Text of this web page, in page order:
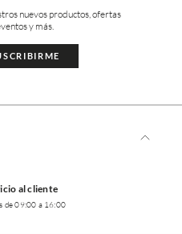
nuevos productos, ofertas
y más.
al cliente
de 09:00 a 16:00